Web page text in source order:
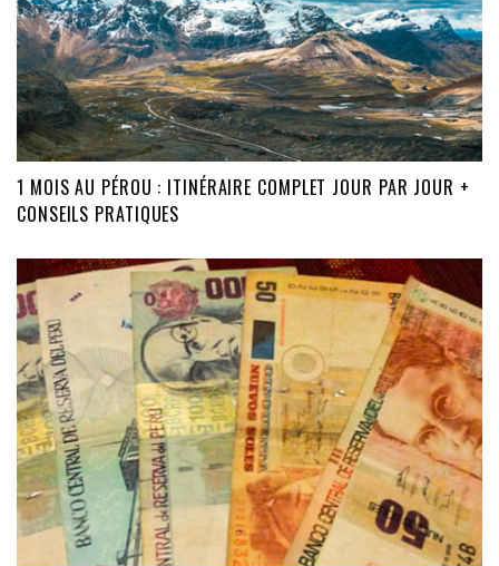
1 MOIS AU PÉROU : ITINÉRAIRE COMPLET JOUR PAR JOUR +
CONSEILS PRATIQUES